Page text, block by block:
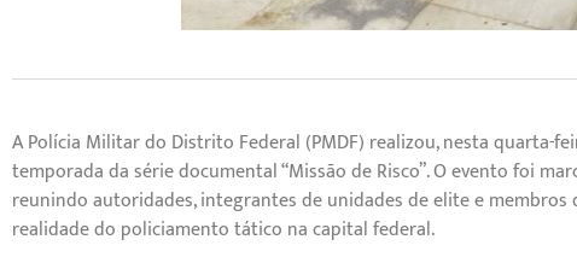
A Polícia Militar do Distrito Federal (PMDF) realizou, nesta quarta-
temporada da série documental “Missão de Risco”. O evento foi
reunindo autoridades, integrantes de unidades de elite e
realidade do policiamento tático na capital federal.